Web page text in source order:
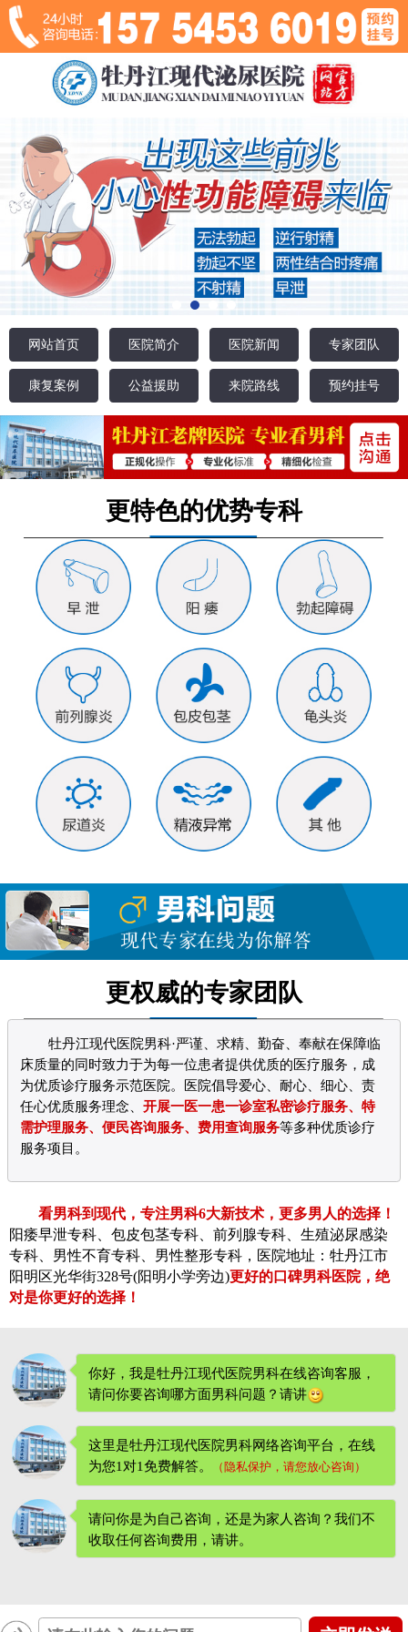
网站首页 医院简介 医院新闻 专家团队
康复案例 公益援助 来院路线 预约挂号
更特色的优势专科
更权威的专家团队
牡丹江现代医院男科·严谨、求精、勤奋、奉献在保障临
床质量的同时致力于为每一位患者提供优质的医疗服务，成
为优质诊疗服务示范医院。医院倡导爱心、耐心、细心、责
任心优质服务理念、开展一医一患一诊室私密诊疗服务、特
需护理服务、便民咨询服务、费用查询服务等多种优质诊疗
服务项目。
看男科到现代，专注男科6大新技术，更多男人的选择！
阳痿早泄专科、包皮包茎专科、前列腺专科、生殖泌尿感染
专科、男性不育专科、男性整形专科，医院地址：牡丹江市
阳明区光华街328号(阳明小学旁边)更好的口碑男科医院，绝
对是你更好的选择！
你好，我是牡丹江现代医院男科在线咨询客服，
请问你要咨询哪方面男科问题？请讲
这里是牡丹江现代医院男科网络咨询平台，在线
为您1对1免费解答。
（隐私保护，请您放心咨询）
请问你是为自己咨询，还是为家人咨询？我们不
收取任何咨询费用 ，请讲。